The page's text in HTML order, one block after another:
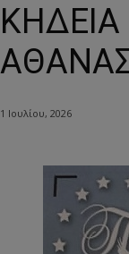
1 Ιουλίου, 2026